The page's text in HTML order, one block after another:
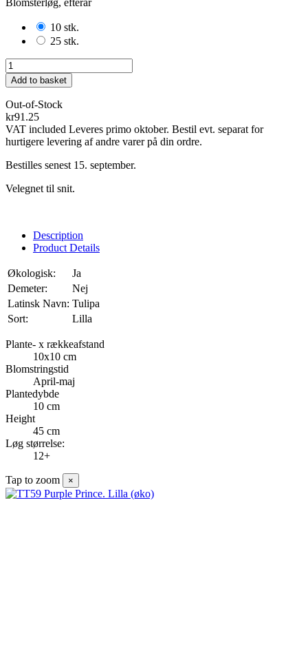
Blomsterløg, efterår
10 stk.
25 stk.
Add to basket
Out-of-Stock
kr91.25
VAT included Leveres primo oktober. Bestil evt. separat for
hurtigere levering af andre varer på din ordre.
Bestilles senest 15. september.
Velegnet til snit.
Description
Product Details
Økologisk:
Ja
Demeter:
Nej
Latinsk Navn: Tulipa
Sort:
Lilla
Plante- x rækkeafstand
10x10 cm
Blomstringstid
April-maj
Plantedybde
10 cm
Height
45 cm
Løg størrelse:
12+
Tap to zoom ×